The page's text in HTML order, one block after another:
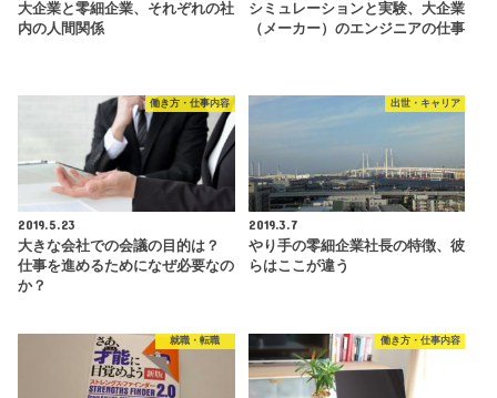
大企業と零細企業、それぞれの社
内の人間関係
シミュレーションと実験、大企業
（メーカー）のエンジニアの仕事
働き方・仕事内容
2019.5.23
大きな会社での会議の目的は？
仕事を進めるためになぜ必要なの
か？
出世・キャリア
2019.3.7
やり手の零細企業社長の特徴、彼
らはここが違う
就職・転職 働き方・仕事内容